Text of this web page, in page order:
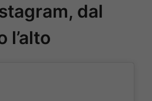
dal
l’alto